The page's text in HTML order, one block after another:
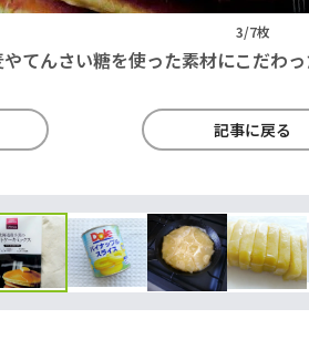
3/7枚
てんさい糖を使った素材にこだわ
記事に戻る